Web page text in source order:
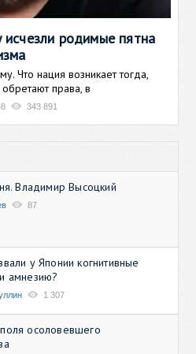
исчезли родимые пятна
Что нация возникает тогда,
права, в
343 891
Владимир Высоцкий
87
у Японии когнитивные
амнезию?
1 307
осоловевшего